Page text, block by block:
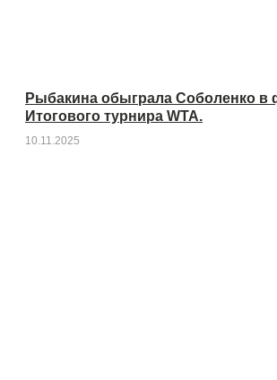
Рыбакина обыграла Соболенко в
Итогового турнира WTA.
10.11.2025